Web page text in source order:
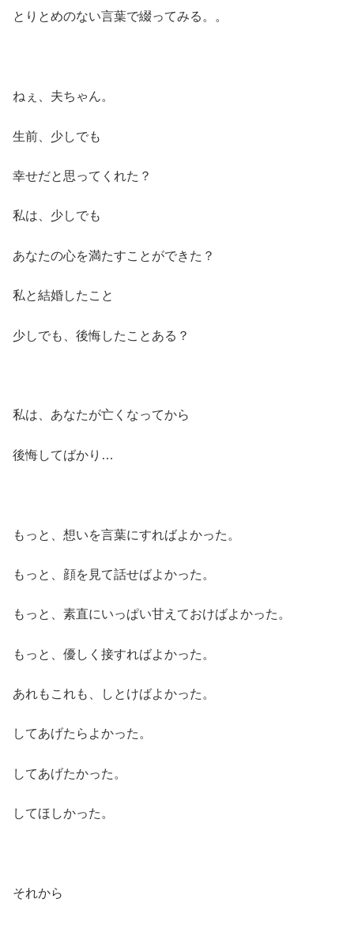
とりとめのない言葉で綴ってみる。。
ねぇ、夫ちゃん。
生前、少しでも
幸せだと思ってくれた？
私は、少しでも
あなたの心を満たすことができた？
私と結婚したこと
少しでも、後悔したことある？
私は、あなたが亡くなってから
後悔してばかり…
もっと、想いを言葉にすればよかった。
もっと、顔を見て話せばよかった。
もっと、素直にいっぱい甘えておけばよかった。
もっと、優しく接すればよかった。
あれもこれも、しとけばよかった。
してあげたらよかった。
してあげたかった。
してほしかった。
それから